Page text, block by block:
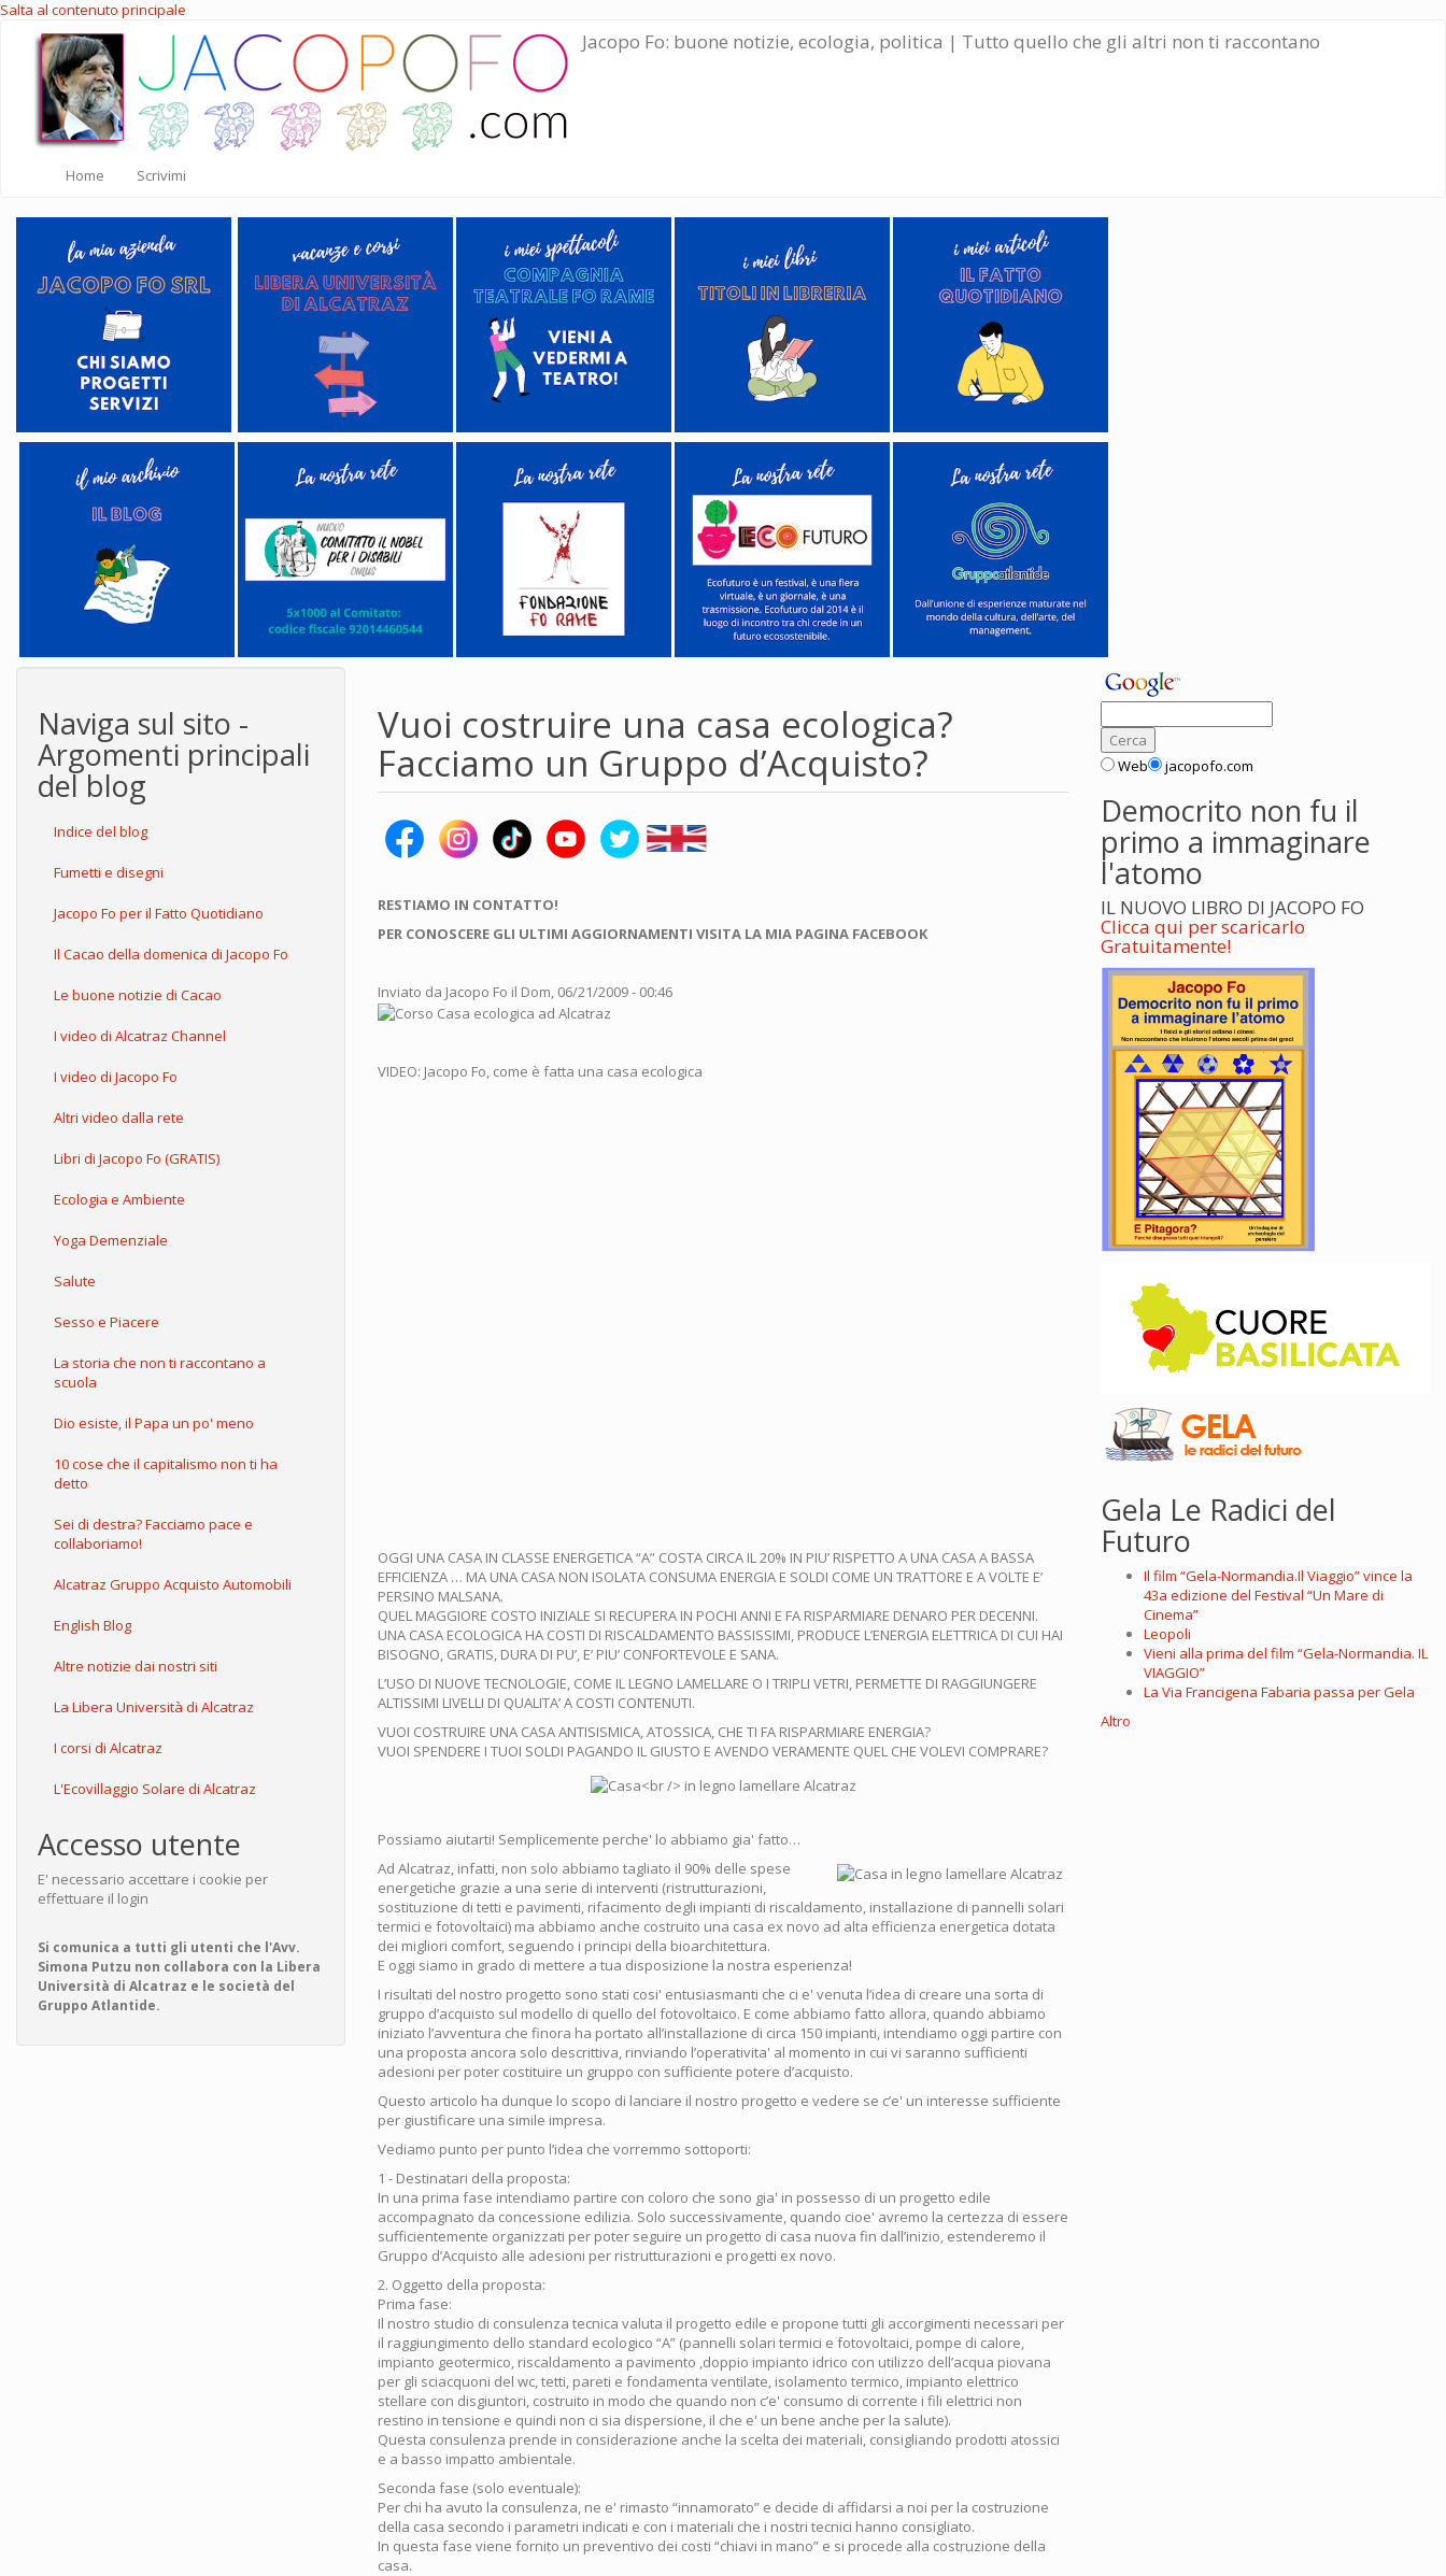
Salta al contenuto principale
Jacopo Fo: buone notizie, ecologia, politica | Tutto quello che gli altri non ti raccontano
Home Scrivimi
Naviga sul sito -
Argomenti principali
del blog
Indice del blog
Fumetti e disegni
Jacopo Fo per il Fatto Quotidiano
Il Cacao della domenica di Jacopo Fo
Le buone notizie di Cacao
I video di Alcatraz Channel
I video di Jacopo Fo
Altri video dalla rete
Libri di Jacopo Fo (GRATIS)
Ecologia e Ambiente
Yoga Demenziale
Salute
Sesso e Piacere
La storia che non ti raccontano a
scuola
Dio esiste, il Papa un po' meno
10 cose che il capitalismo non ti ha
detto
Sei di destra? Facciamo pace e
collaboriamo!
Alcatraz Gruppo Acquisto Automobili
English Blog
Altre notizie dai nostri siti
La Libera Università di Alcatraz
I corsi di Alcatraz
L'Ecovillaggio Solare di Alcatraz
Accesso utente
E' necessario accettare i cookie per
effettuare il login
Si comunica a tutti gli utenti che l'Avv.
Simona Putzu non collabora con la Libera
Università di Alcatraz e le società del
Gruppo Atlantide.
Vuoi costruire una casa ecologica?
Facciamo un Gruppo d’Acquisto?
RESTIAMO IN CONTATTO!
PER CONOSCERE GLI ULTIMI AGGIORNAMENTI VISITA LA MIA PAGINA FACEBOOK
Inviato da Jacopo Fo il Dom, 06/21/2009 - 00:46
VIDEO: Jacopo Fo, come è fatta una casa ecologica
OGGI UNA CASA IN CLASSE ENERGETICA “A” COSTA CIRCA IL 20% IN PIU’ RISPETTO A UNA CASA A BASSA
EFFICIENZA … MA UNA CASA NON ISOLATA CONSUMA ENERGIA E SOLDI COME UN TRATTORE E A VOLTE E’
PERSINO MALSANA.
QUEL MAGGIORE COSTO INIZIALE SI RECUPERA IN POCHI ANNI E FA RISPARMIARE DENARO PER DECENNI.
UNA CASA ECOLOGICA HA COSTI DI RISCALDAMENTO BASSISSIMI, PRODUCE L’ENERGIA ELETTRICA DI CUI HAI
BISOGNO, GRATIS, DURA DI PU’, E’ PIU’ CONFORTEVOLE E SANA.
L’USO DI NUOVE TECNOLOGIE, COME IL LEGNO LAMELLARE O I TRIPLI VETRI, PERMETTE DI RAGGIUNGERE
ALTISSIMI LIVELLI DI QUALITA’ A COSTI CONTENUTI.
VUOI COSTRUIRE UNA CASA ANTISISMICA, ATOSSICA, CHE TI FA RISPARMIARE ENERGIA?
VUOI SPENDERE I TUOI SOLDI PAGANDO IL GIUSTO E AVENDO VERAMENTE QUEL CHE VOLEVI COMPRARE?
Possiamo aiutarti! Semplicemente perche' lo abbiamo gia' fatto…
Ad Alcatraz, infatti, non solo abbiamo tagliato il 90% delle spese
energetiche grazie a una serie di interventi (ristrutturazioni,
sostituzione di tetti e pavimenti, rifacimento degli impianti di riscaldamento, installazione di pannelli solari
termici e fotovoltaici) ma abbiamo anche costruito una casa ex novo ad alta efficienza energetica dotata
dei migliori comfort, seguendo i principi della bioarchitettura.
E oggi siamo in grado di mettere a tua disposizione la nostra esperienza!
I risultati del nostro progetto sono stati cosi' entusiasmanti che ci e' venuta l’idea di creare una sorta di
gruppo d’acquisto sul modello di quello del fotovoltaico. E come abbiamo fatto allora, quando abbiamo
iniziato l’avventura che finora ha portato all’installazione di circa 150 impianti, intendiamo oggi partire con
una proposta ancora solo descrittiva, rinviando l’operativita' al momento in cui vi saranno sufficienti
adesioni per poter costituire un gruppo con sufficiente potere d’acquisto.
Questo articolo ha dunque lo scopo di lanciare il nostro progetto e vedere se c’e' un interesse sufficiente
per giustificare una simile impresa.
Vediamo punto per punto l’idea che vorremmo sottoporti:
1 - Destinatari della proposta:
In una prima fase intendiamo partire con coloro che sono gia' in possesso di un progetto edile
accompagnato da concessione edilizia. Solo successivamente, quando cioe' avremo la certezza di essere
sufficientemente organizzati per poter seguire un progetto di casa nuova fin dall’inizio, estenderemo il
Gruppo d’Acquisto alle adesioni per ristrutturazioni e progetti ex novo.
2. Oggetto della proposta:
Prima fase:
Il nostro studio di consulenza tecnica valuta il progetto edile e propone tutti gli accorgimenti necessari per
il raggiungimento dello standard ecologico “A” (pannelli solari termici e fotovoltaici, pompe di calore,
impianto geotermico, riscaldamento a pavimento ,doppio impianto idrico con utilizzo dell’acqua piovana
per gli sciacquoni del wc, tetti, pareti e fondamenta ventilate, isolamento termico, impianto elettrico
stellare con disgiuntori, costruito in modo che quando non c’e' consumo di corrente i fili elettrici non
restino in tensione e quindi non ci sia dispersione, il che e' un bene anche per la salute).
Questa consulenza prende in considerazione anche la scelta dei materiali, consigliando prodotti atossici
e a basso impatto ambientale.
Seconda fase (solo eventuale):
Per chi ha avuto la consulenza, ne e' rimasto “innamorato” e decide di affidarsi a noi per la costruzione
della casa secondo i parametri indicati e con i materiali che i nostri tecnici hanno consigliato.
In questa fase viene fornito un preventivo dei costi “chiavi in mano” e si procede alla costruzione della
casa.
Web jacopofo.com
Democrito non fu il
primo a immaginare
l'atomo
IL NUOVO LIBRO DI JACOPO FO
Clicca qui per scaricarlo
Gratuitamente!
Gela Le Radici del
Futuro
Il film “Gela-Normandia.Il Viaggio” vince la
43a edizione del Festival “Un Mare di
Cinema”
Leopoli
Vieni alla prima del film “Gela-Normandia. IL
VIAGGIO”
La Via Francigena Fabaria passa per Gela
Altro